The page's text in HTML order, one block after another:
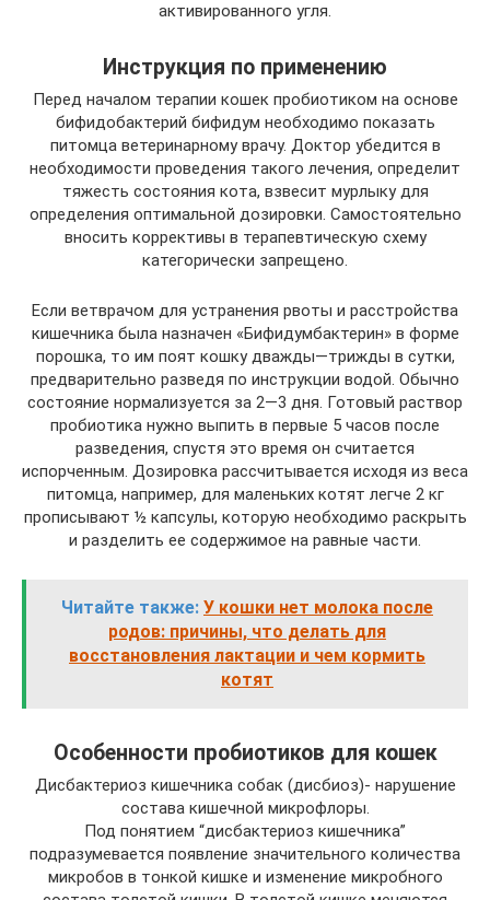
активированного угля.
Инструкция по применению
Перед началом терапии кошек пробиотиком на основе
бифидобактерий бифидум необходимо показать
питомца ветеринарному врачу. Доктор убедится в
необходимости проведения такого лечения, определит
тяжесть состояния кота, взвесит мурлыку для
определения оптимальной дозировки. Самостоятельно
вносить коррективы в терапевтическую схему
категорически запрещено.
Если ветврачом для устранения рвоты и расстройства
кишечника была назначен «Бифидумбактерин» в форме
порошка, то им поят кошку дважды—трижды в сутки,
предварительно разведя по инструкции водой. Обычно
состояние нормализуется за 2—3 дня. Готовый раствор
пробиотика нужно выпить в первые 5 часов после
разведения, спустя это время он считается
испорченным. Дозировка рассчитывается исходя из веса
питомца, например, для маленьких котят легче 2 кг
прописывают ½ капсулы, которую необходимо раскрыть
и разделить ее содержимое на равные части.
Читайте также: У кошки нет молока после
родов: причины, что делать для
восстановления лактации и чем кормить
котят
Особенности пробиотиков для кошек
Дисбактериоз кишечника собак (дисбиоз)- нарушение
состава кишечной микрофлоры.
Под понятием “дисбактериоз кишечника”
подразумевается появление значительного количества
микробов в тонкой кишке и изменение микробного